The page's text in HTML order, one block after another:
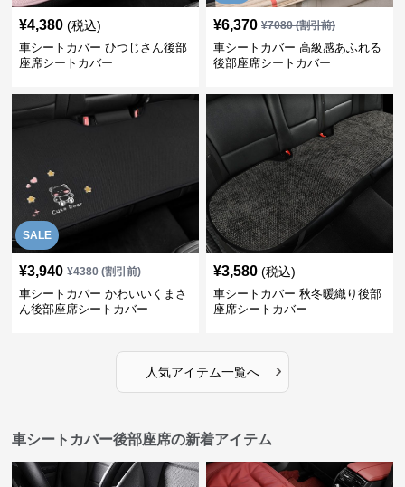
¥4,380 (税込)
車シートカバー ひつじさん後部
座席シートカバー
¥6,370 ¥7080(割引前)
車シートカバー 高級感あふれる
後部座席シートカバー
SALE
¥3,940 ¥4380(割引前)
車シートカバー かわいいくまさ
ん後部座席シートカバー
¥3,580 (税込)
車シートカバー 秋冬暖織り後部
座席シートカバー
人気アイテム一覧へ ›
車シートカバー後部座席の新着アイテム